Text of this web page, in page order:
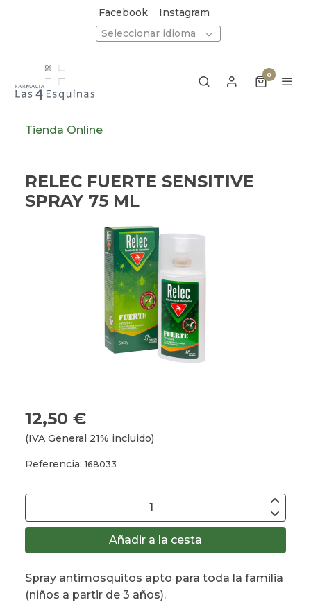
Facebook
Instagram
Seleccionar idioma
0
Tienda Online
RELEC FUERTE SENSITIVE
SPRAY 75 ML
12,50 €
(IVA General 21% incluido)
Referencia:168033
Añadir a la cesta
Spray antimosquitos apto para toda la familia
(niños a partir de 3 años).